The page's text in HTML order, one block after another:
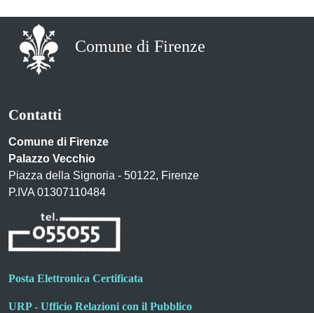
Comune di Firenze
Contatti
Comune di Firenze
Palazzo Vecchio
Piazza della Signoria - 50122, Firenze
P.IVA 01307110484
Posta Elettronica Certificata
URP - Ufficio Relazioni con il Pubblico